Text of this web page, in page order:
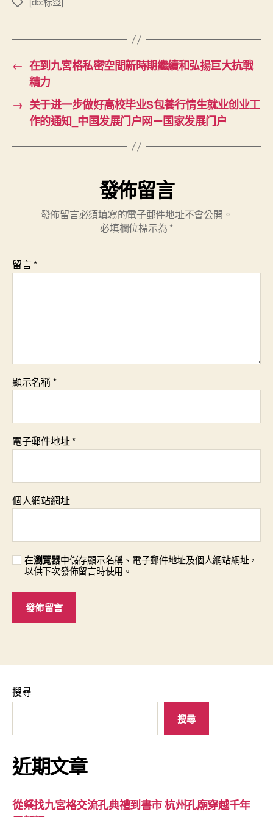
← 在到九宮格私密空間新時期繼續和弘揚巨大抗戰
精力
→ 关于进一步做好高校毕业S包養行情生就业创业工
作的通知_中国发展门户网－国家发展门户
發佈留言
發佈留言必須填寫的電子郵件地址不會公開。
必填欄位標示為 *
留言*
顯示名稱*
電子郵件地址*
個人網站網址
在瀏覽器中儲存顯示名稱、電子郵件地址及個人網站網址，
以供下次發佈留言時使用。
搜尋
搜尋
近期文章
從祭找九宮格交流孔典禮到書市 杭州孔廟穿越千年